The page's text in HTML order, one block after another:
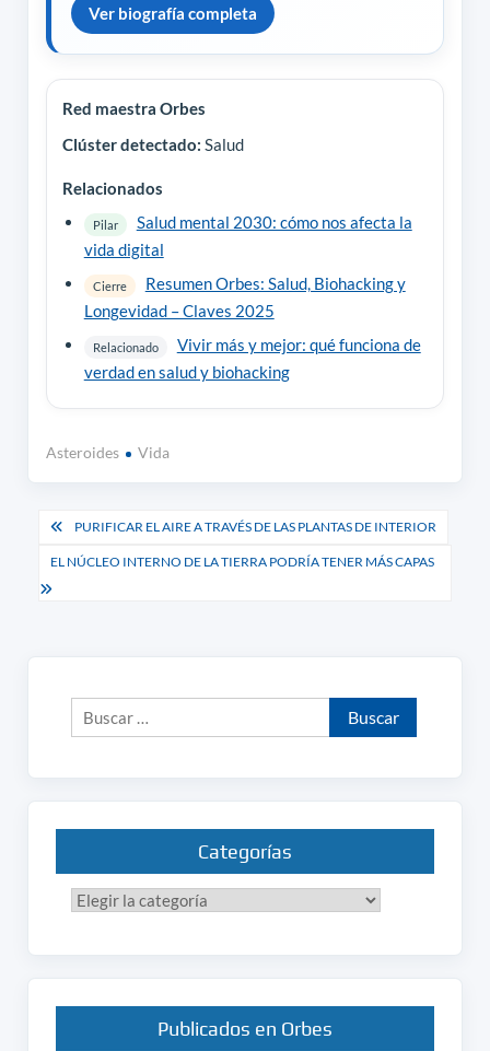
Ver biografía completa
Red maestra Orbes
Clúster detectado: Salud
Relacionados
Pilar
Salud mental 2030: cómo nos afecta la
vida digital
Cierre
Resumen Orbes: Salud, Biohacking y
Longevidad – Claves 2025
Relacionado
Vivir más y mejor: qué funciona de
verdad en salud y biohacking
Asteroides Vida
Navegación
de
entradas
PURIFICAR EL AIRE A TRAVÉS DE LAS PLANTAS DE INTERIOR
EL NÚCLEO INTERNO DE LA TIERRA PODRÍA TENER MÁS CAPAS
Buscar:
Categorías
Categorías
Publicados en Orbes